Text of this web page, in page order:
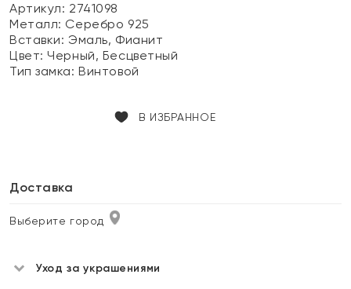
Артикул: 2741098
Металл: Серебро 925
Вставки:Эмаль, Фианит
Цвет:Черный, Бесцветный
Тип замка:Винтовой
В ИЗБРАННОЕ
Доставка
Выберите город
Уход за украшениями